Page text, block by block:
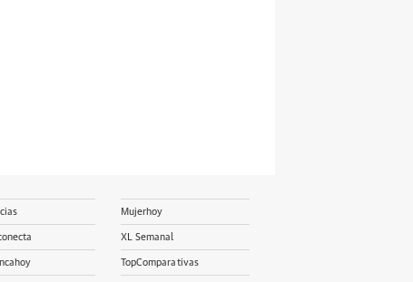
Mujerhoy
XL Semanal
TopComparativas